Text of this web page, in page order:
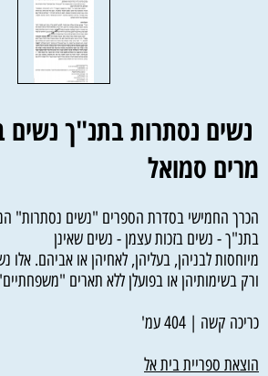
נשים נסתרות בתנ"ך נשים
מרים סמואל
הכרך החמישי בסדרת הספרים "נשים נסתרות"
בתנ"ך - נשים בזכות עצמן - נשים שאינן
מיוחסות לבניהן, בעליהן, לאחיהן או אביהם. אלו
ורק בשימותיהן או בפועלן ללא תארים
כריכה קשה | 404 עמ'
הוצאת ספריית בית אל